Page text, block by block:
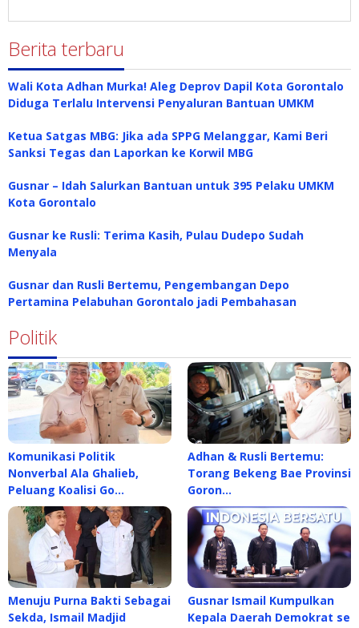
Berita terbaru
Wali Kota Adhan Murka! Aleg Deprov Dapil Kota Gorontalo
Diduga Terlalu Intervensi Penyaluran Bantuan UMKM
Ketua Satgas MBG: Jika ada SPPG Melanggar, Kami Beri
Sanksi Tegas dan Laporkan ke Korwil MBG
Gusnar – Idah Salurkan Bantuan untuk 395 Pelaku UMKM
Kota Gorontalo
Gusnar ke Rusli: Terima Kasih, Pulau Dudepo Sudah
Menyala
Gusnar dan Rusli Bertemu, Pengembangan Depo
Pertamina Pelabuhan Gorontalo jadi Pembahasan
Politik
Komunikasi Politik
Nonverbal Ala Ghalieb,
Peluang Koalisi Go…
Adhan & Rusli Bertemu:
Torang Bekeng Bae Provinsi
Goron…
Menuju Purna Bakti Sebagai
Sekda, Ismail Madjid
Gusnar Ismail Kumpulkan
Kepala Daerah Demokrat se